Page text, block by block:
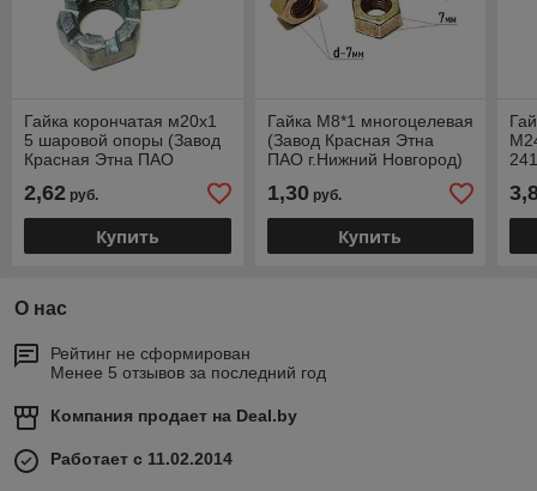
Гайка корончатая м20х1
5 шаровой опоры (Завод
Красная Этна ПАО
251015-П29
2,62 руб.
Купить
Гайка М8*1 многоцелевая
(Завод Красная Этна
ПАО г.Нижний Новгород)
1,30руб.
Купить
О нас
Рейтинг не сформирован
Менее 5 отзывов за последний год
Компания продает на Deal.by
Работает с 11.02.2014